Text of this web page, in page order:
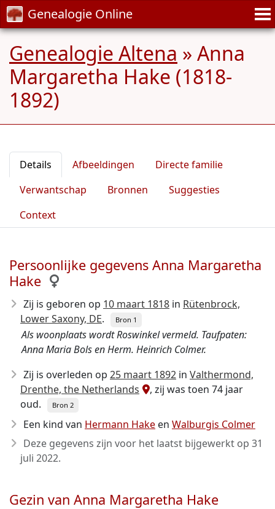
Genealogie Online
Genealogie Altena » Anna
Margaretha Hake (1818-
1892)
Details Afbeeldingen
Directe familie
Verwantschap
Bronnen
Suggesties
Context
Persoonlijke gegevens Anna Margaretha
Hake
Zij is geboren op 10 maart 1818 in Rütenbrock,
Lower Saxony, DE. Bron 1
Als woonplaats wordt Roswinkel vermeld. Taufpaten:
Anna Maria Bols en Herm. Heinrich Colmer.
Zij is overleden op 25 maart 1892 in Valthermond,
Drenthe, the Netherlands
, zij was toen 74 jaar
oud.
Bron 2
Een kind van Hermann Hake en Walburgis Colmer
Deze gegevens zijn voor het laatst bijgewerkt op 31
juli 2022.
Gezin van Anna Margaretha Hake